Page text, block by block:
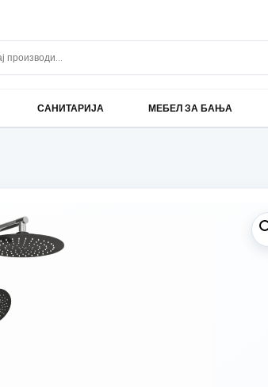
САНИТАРИЈА МЕБЕЛ ЗА БАЊА